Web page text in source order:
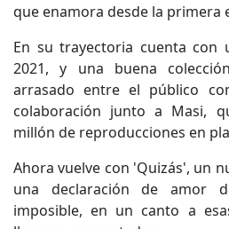
que enamora desde la primera
En su trayectoria cuenta con
2021, y una buena
arrasado entre el público
colaboración junto a Masi,
millón de reproducciones en
Ahora vuelve con 'Quizás', un
una declaración de amor
imposible, en un canto a